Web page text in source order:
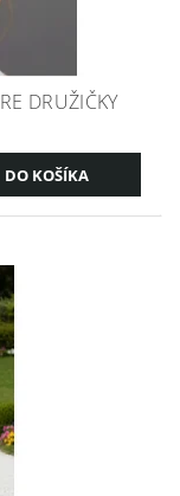
DRUŽIČKY